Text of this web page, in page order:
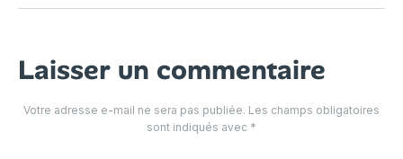
Laisser un commentaire
Votre adresse e-mail ne sera pas publiée. Les champs obligatoires
sont indiqués avec *